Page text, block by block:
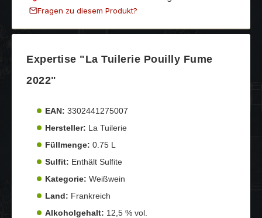
Fragen zu diesem Produkt?
Expertise "La Tuilerie Pouilly Fume
2022"
EAN: 3302441275007
Hersteller: La Tuilerie
Füllmenge: 0.75 L
Sulfit: Enthält Sulfite
Kategorie: Weißwein
Land: Frankreich
Alkoholgehalt: 12,5 % vol.